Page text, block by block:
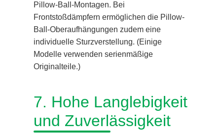
Pillow-Ball-Montagen. Bei
Frontstoßdämpfern ermöglichen die Pillow-
Ball-Oberaufhängungen zudem eine
individuelle Sturzverstellung. (Einige
Modelle verwenden serienmäßige
Originalteile.)
7. Hohe Langlebigkeit
und Zuverlässigkeit